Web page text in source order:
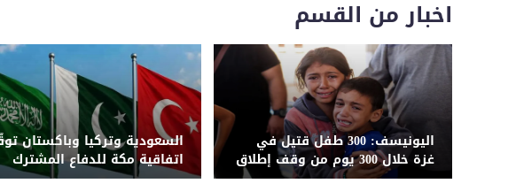
اخبار من القسم
اليونيسف: 300 طفل قتيل في
غزة خلال 300 يوم من وقف إطلاق
النار
السعودية وتركيا وباكستان
اتفاقية مكة للدفاع المشترك